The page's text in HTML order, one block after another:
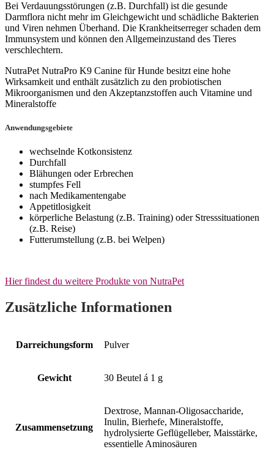
Bei Verdauungsstörungen (z.B. Durchfall) ist die gesunde
Darmflora nicht mehr im Gleichgewicht und schädliche Bakterien
und Viren nehmen Überhand. Die Krankheitserreger schaden dem
Immunsystem und können den Allgemeinzustand des Tieres
verschlechtern.
NutraPet NutraPro K9 Canine für Hunde besitzt eine hohe
Wirksamkeit und enthält zusätzlich zu den probiotischen
Mikroorganismen und den Akzeptanzstoffen auch Vitamine und
Mineralstoffe
Anwendungsgebiete
wechselnde Kotkonsistenz
Durchfall
Blähungen oder Erbrechen
stumpfes Fell
nach Medikamentengabe
Appetitlosigkeit
körperliche Belastung (z.B. Training) oder Stresssituationen
(z.B. Reise)
Futterumstellung (z.B. bei Welpen)
Hier findest du weitere Produkte von NutraPet
Zusätzliche Informationen
Darreichungsform Pulver
Gewicht 30 Beutel á 1 g
Zusammensetzung
Dextrose, Mannan-Oligosaccharide,
Inulin, Bierhefe, Mineralstoffe,
hydrolysierte Geflügelleber, Maisstärke,
essentielle Aminosäuren